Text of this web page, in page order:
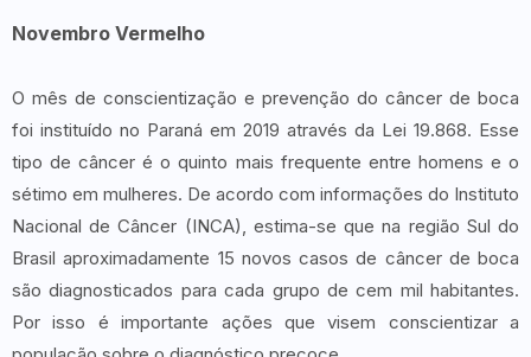
Novembro Vermelho
O mês de conscientização e prevenção do câncer de boca
foi instituído no Paraná em 2019 através da Lei 19.868. Esse
tipo de câncer é o quinto mais frequente entre homens e o
sétimo em mulheres. De acordo com informações do Instituto
Nacional de Câncer (INCA), estima-se que na região Sul do
Brasil aproximadamente 15 novos casos de câncer de boca
são diagnosticados para cada grupo de cem mil habitantes.
Por isso é importante ações que visem conscientizar a